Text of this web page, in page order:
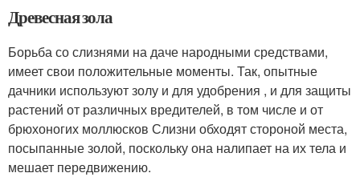
Древесная зола
Борьба со слизнями на даче народными средствами,
имеет свои положительные моменты. Так, опытные
дачники используют золу и для удобрения , и для защиты
растений от различных вредителей, в том числе и от
брюхоногих моллюсков Слизни обходят стороной места,
посыпанные золой, поскольку она налипает на их тела и
мешает передвижению.